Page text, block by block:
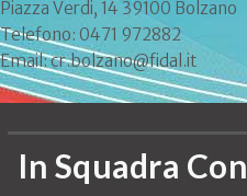
Piazza Verdi, 14 39100 Bolzano
Telefono: 0471 972882
Email: cr.bolzano@fidal.it
In Squadra Con